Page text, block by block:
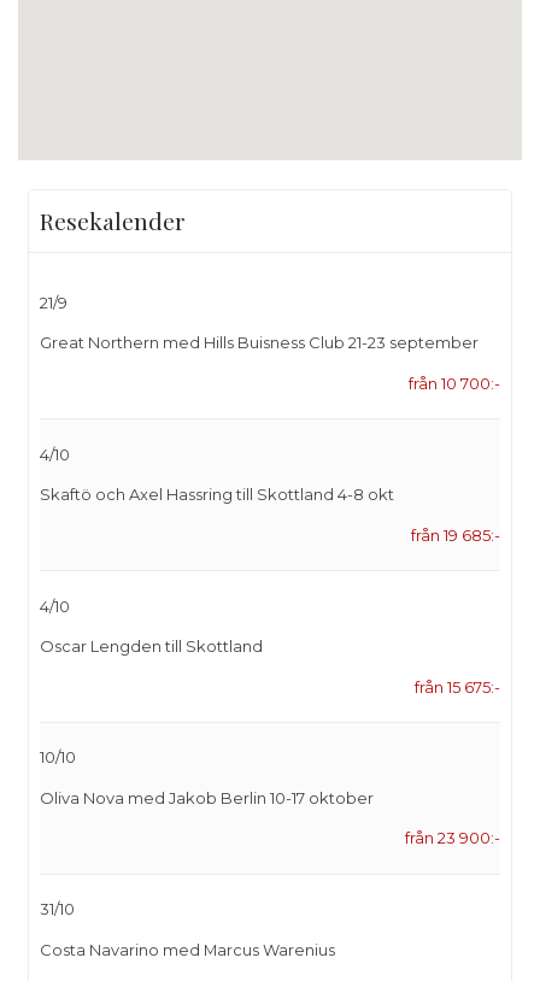
Resekalender
21/9
Great Northern med Hills Buisness Club 21-23 september
från 10 700:-
4/10
Skaftö och Axel Hassring till Skottland 4-8 okt
från 19 685:-
4/10
Oscar Lengden till Skottland
från 15 675:-
10/10
Oliva Nova med Jakob Berlin 10-17 oktober
från 23 900:-
31/10
Costa Navarino med Marcus Warenius